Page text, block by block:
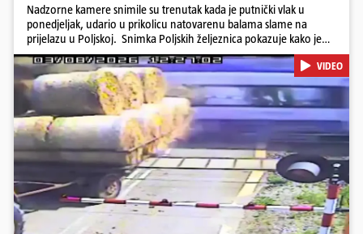
Nadzorne kamere snimile su trenutak kada je putnički vlak u
ponedjeljak, udario u prikolicu natovarenu balama slame na
prijelazu u Poljskoj. Snimka Poljskih željeznica pokazuje kako je
vozač traktora krenuo preko pruge dok su se rampe spuštale i
signalna svjetla bila uključena, a zatim se zaustavio dok su prikolice
ostale na tračnicama. Vlak je ubrzo udario u njih i probio se kroz
teret. U nesreći nije bilo ozlijeđenih. Iz PKP-a su priopćili da je
vozač traktora bio pod utjecajem alkohola te da je ugrozio živote
oko 500 putnika.
Pokretanje videa...
VIDEO